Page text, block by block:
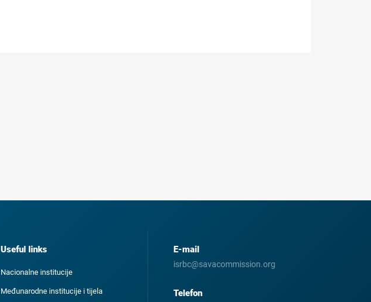
Useful links
Nacionalne institucije
Međunarodne institucije i tijela
E-mail
isrbc@savacommission.org
Telefon